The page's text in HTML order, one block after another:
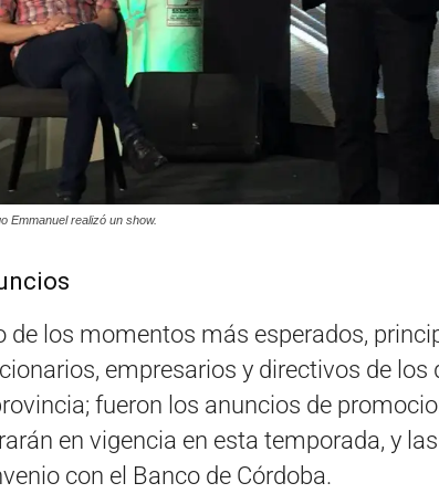
Emmanuel realizó un show.
de los momentos más esperados,
empresarios y directivos de
fueron los anuncios de
en vigencia en esta temporada, y
con el Banco de Córdoba.